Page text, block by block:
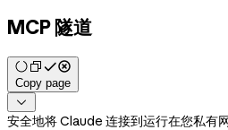
MCP 隧道
Copy page

安全地将 Claude 连接到运行在您私有